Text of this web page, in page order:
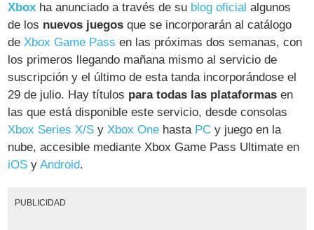
Xbox ha anunciado a través de su blog oficial algunos
de los nuevos juegos que se incorporarán al catálogo
deXbox Game Pass en las próximas dos semanas, con
los primeros llegando mañana mismo al servicio de
suscripción y el último de esta tanda incorporándose el
29 de julio. Hay títulos para todas las plataformas en
las que está disponible este servicio, desde consolas
Xbox Series X/S yXbox One hasta PC y juego en la
nube, accesible mediante Xbox Game Pass Ultimate en
iOS yAndroid.
PUBLICIDAD